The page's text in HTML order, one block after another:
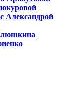
Александрой